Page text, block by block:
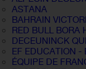
ASTANA
BAHRAIN
RED BULL BORA
DECEUNINCK
EF EDUCATION -
ÉQUIPE DE